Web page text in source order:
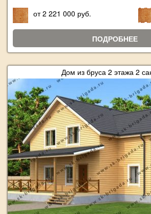
от 2 221 000 руб.
ПОДРОБНЕЕ
Дом из бруса 2 этажа 2